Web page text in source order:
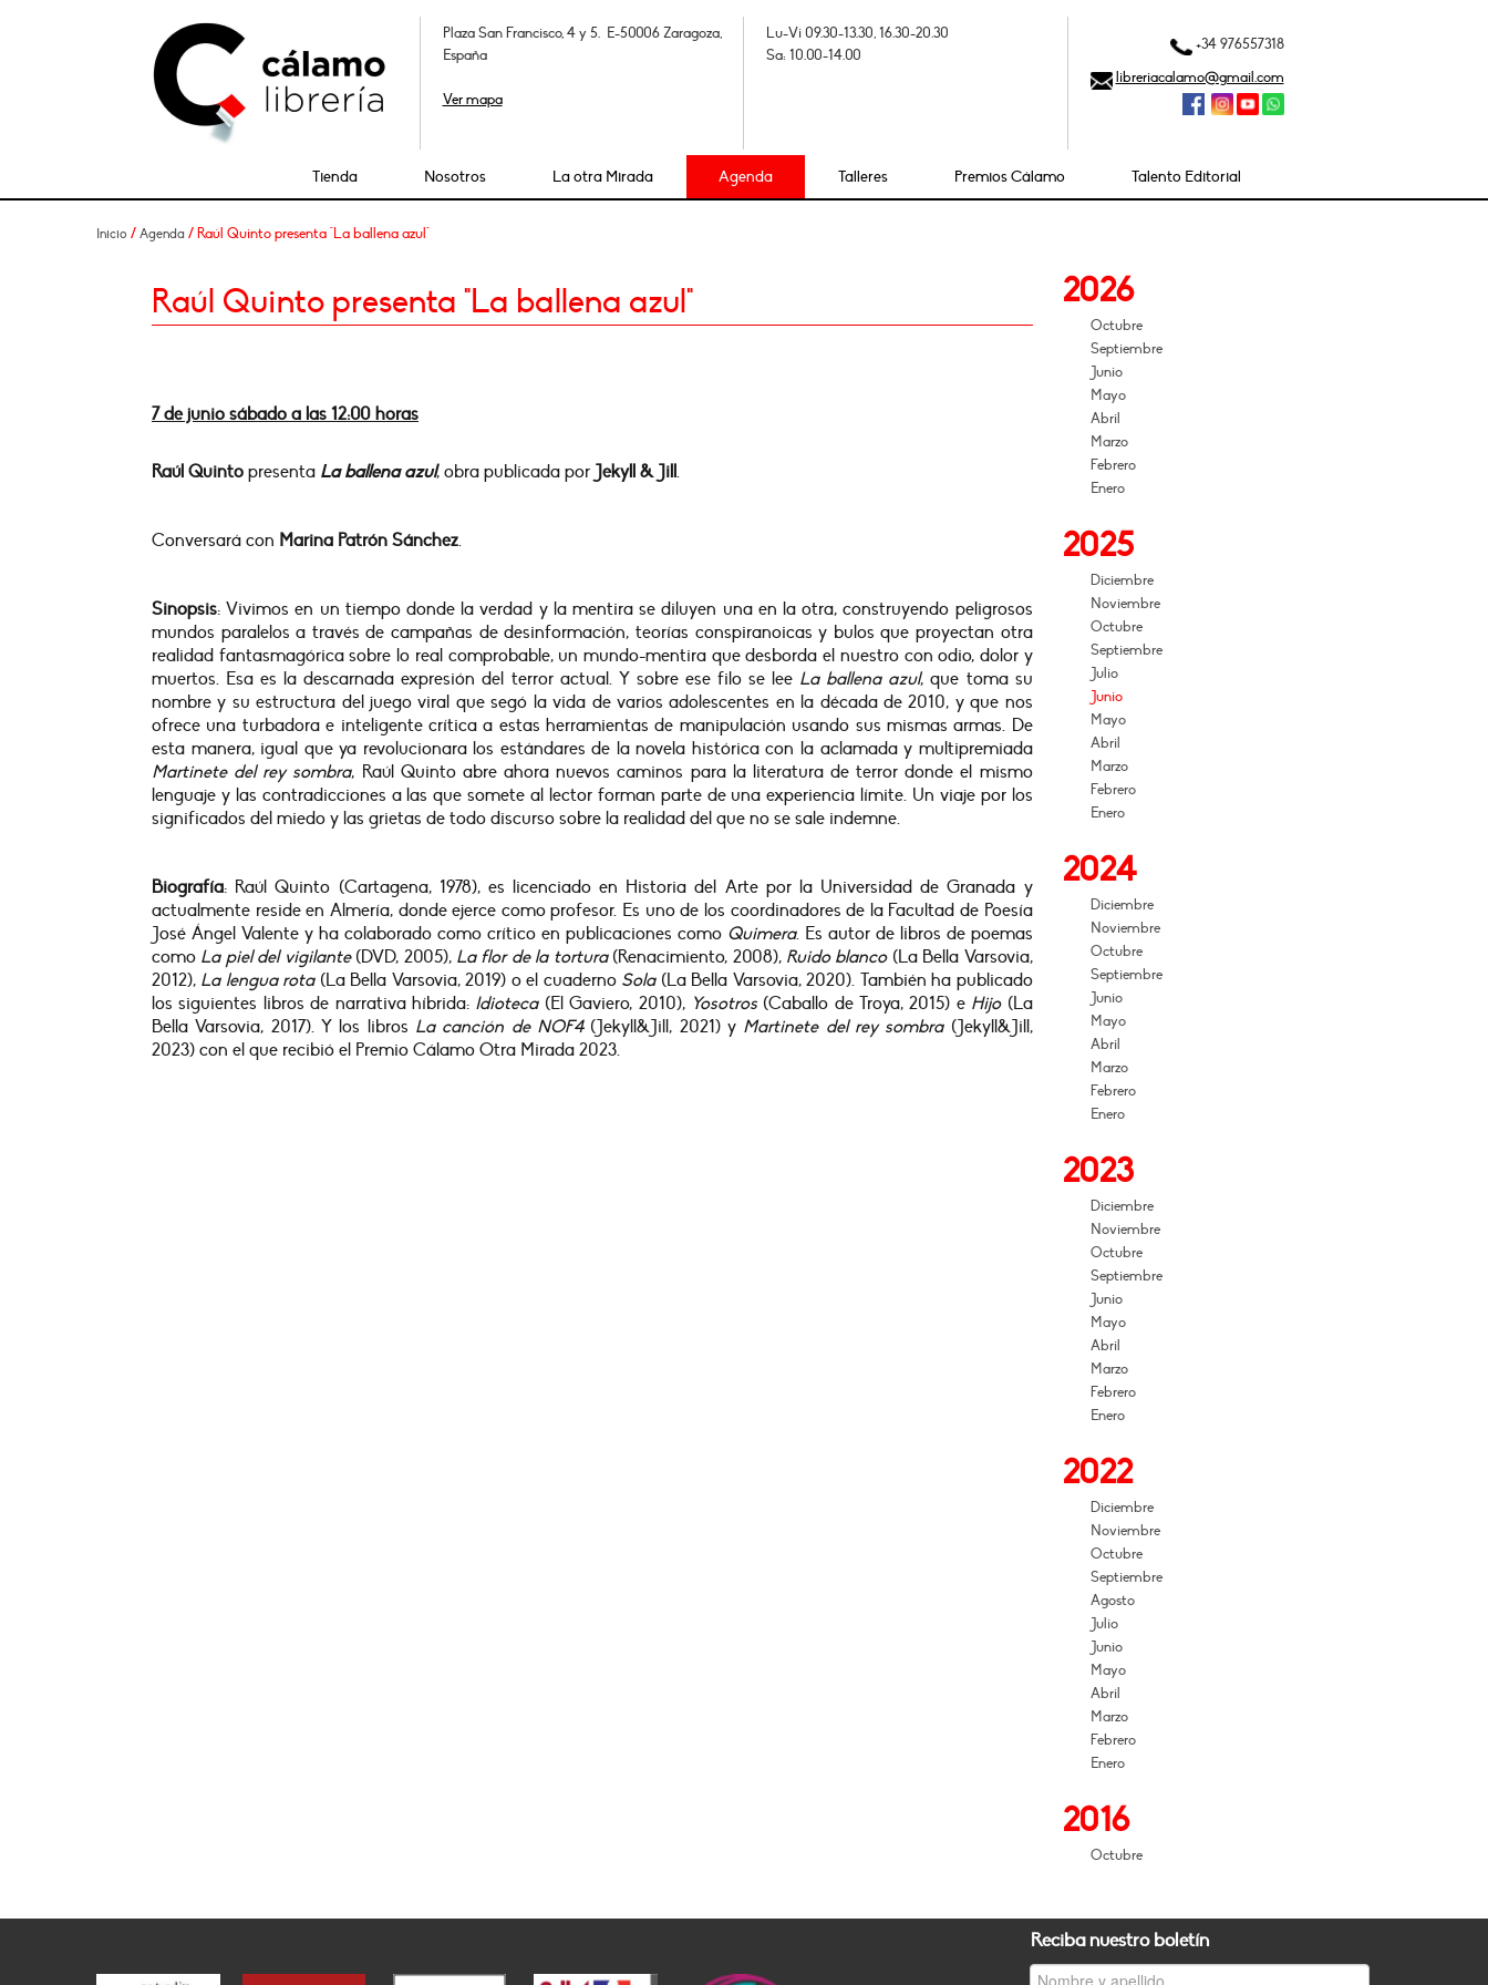
Plaza San Francisco, 4 y 5. E-50006 Zaragoza,
España
Ver mapa
Lu-Vi 09.30-13.30, 16.30-20.30
Sa: 10.00-14.00
+34 976557318
libreriacalamo@gmail.com
Tienda Nosotros La otra Mirada Agenda Talleres Premios Cálamo Talento Editorial
Inicio / Agenda / Raúl Quinto presenta "La ballena azul"
Raúl Quinto presenta "La ballena azul"
7 de junio sábado a las 12:00 horas
Raúl Quinto presenta La ballena azul, obra publicada por Jekyll & Jill.
Conversará con Marina Patrón Sánchez.
Sinopsis: Vivimos en un tiempo donde la verdad y la mentira se diluyen una en la otra, construyendo peligrosos
mundos paralelos a través de campañas de desinformación, teorías conspiranoicas y bulos que proyectan otra
realidad fantasmagórica sobre lo real comprobable, un mundo-mentira que desborda el nuestro con odio, dolor y
muertos. Esa es la descarnada expresión del terror actual. Y sobre ese filo se lee La ballena azul, que toma su
nombre y su estructura del juego viral que segó la vida de varios adolescentes en la década de 2010, y que nos
ofrece una turbadora e inteligente crítica a estas herramientas de manipulación usando sus mismas armas. De
esta manera, igual que ya revolucionara los estándares de la novela histórica con la aclamada y multipremiada
Martinete del rey sombra, Raúl Quinto abre ahora nuevos caminos para la literatura de terror donde el mismo
lenguaje y las contradicciones a las que somete al lector forman parte de una experiencia límite. Un viaje por los
significados del miedo y las grietas de todo discurso sobre la realidad del que no se sale indemne.
Biografía: Raúl Quinto (Cartagena, 1978), es licenciado en Historia del Arte por la Universidad de Granada y
actualmente reside en Almería, donde ejerce como profesor. Es uno de los coordinadores de la Facultad de Poesía
José Ángel Valente y ha colaborado como crítico en publicaciones como Quimera. Es autor de libros de poemas
como La piel del vigilante(DVD, 2005), La flor de la tortura(Renacimiento, 2008),Ruido blanco(La Bella Varsovia,
2012), La lengua rota (La Bella Varsovia, 2019) o el cuaderno Sola (La Bella Varsovia, 2020). También ha publicado
los siguientes libros de narrativa híbrida: Idioteca (El Gaviero, 2010), Yosotros (Caballo de Troya, 2015) e Hijo (La
Bella Varsovia, 2017). Y los libros La canción de NOF4(Jekyll&Jill, 2021) y Martinete del rey sombra (Jekyll&Jill,
2023) con el que recibió el Premio Cálamo Otra Mirada 2023.
2026
Octubre
Septiembre
Junio
Mayo
Abril
Marzo
Febrero
Enero
2025
Diciembre
Noviembre
Octubre
Septiembre
Julio
Junio
Mayo
Abril
Marzo
Febrero
Enero
2024
Diciembre
Noviembre
Octubre
Septiembre
Junio
Mayo
Abril
Marzo
Febrero
Enero
2023
Diciembre
Noviembre
Octubre
Septiembre
Junio
Mayo
Abril
Marzo
Febrero
Enero
2022
Diciembre
Noviembre
Octubre
Septiembre
Agosto
Julio
Junio
Mayo
Abril
Marzo
Febrero
Enero
2016
Octubre
Reciba nuestro boletín